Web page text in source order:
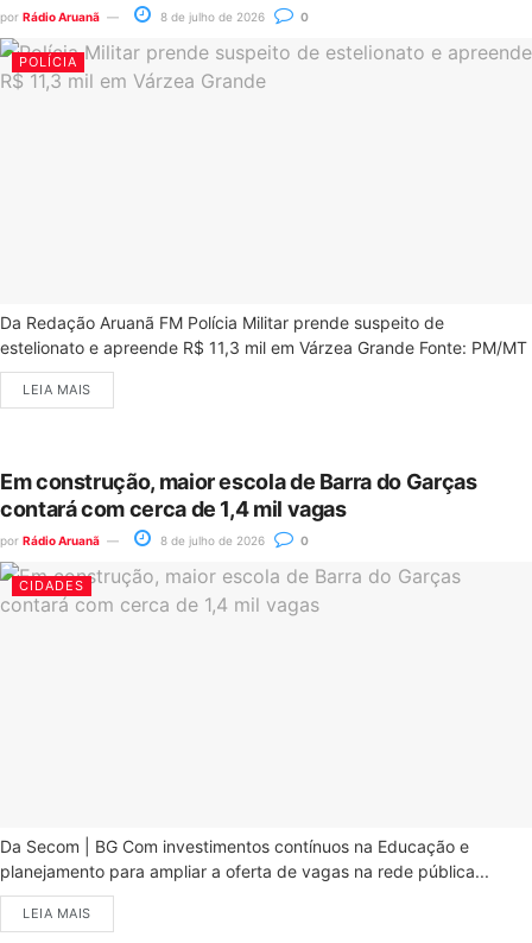
por Rádio Aruanã 8 de julho de 2026 0
POLÍCIA
Da Redação Aruanã FM Polícia Militar prende suspeito de
estelionato e apreende R$ 11,3 mil em Várzea Grande Fonte: PM/MT
LEIA MAIS
Em construção, maior escola de Barra do Garças
contará com cerca de 1,4 mil vagas
por Rádio Aruanã 8 de julho de 2026 0
CIDADES
Da Secom | BG Com investimentos contínuos na Educação e
planejamento para ampliar a oferta de vagas na rede pública...
LEIA MAIS